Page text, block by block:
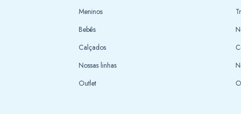
Meninos
Bebês
Calçados
Nossas linhas
Outlet